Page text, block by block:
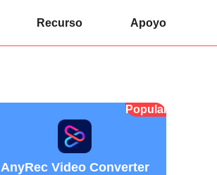
Recurso Apoyo
Popular
AnyRec Video Converter